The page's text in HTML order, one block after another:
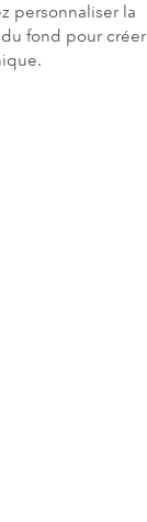
personnaliser la
fond pour créer